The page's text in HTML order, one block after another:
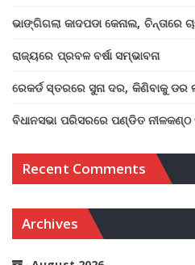
ଭାଙ୍ଗିଗଲା କାଦପଡା କେନାଲ, ଚିନ୍ତାରେ
ରାଜ୍ୟରେ ପ୍ରବଳ ବର୍ଷା ସମ୍ଭାବନା
ରେକର୍ଡ ସ୍ତରରେ ସୁନା ଦର, କିଣିବାକୁ ଡର
ବିଧାନସଭା ପରିସରରେ ପଣ୍ଡିତ ନୀଳକଣ୍ଠ
Recent Comments
Archives